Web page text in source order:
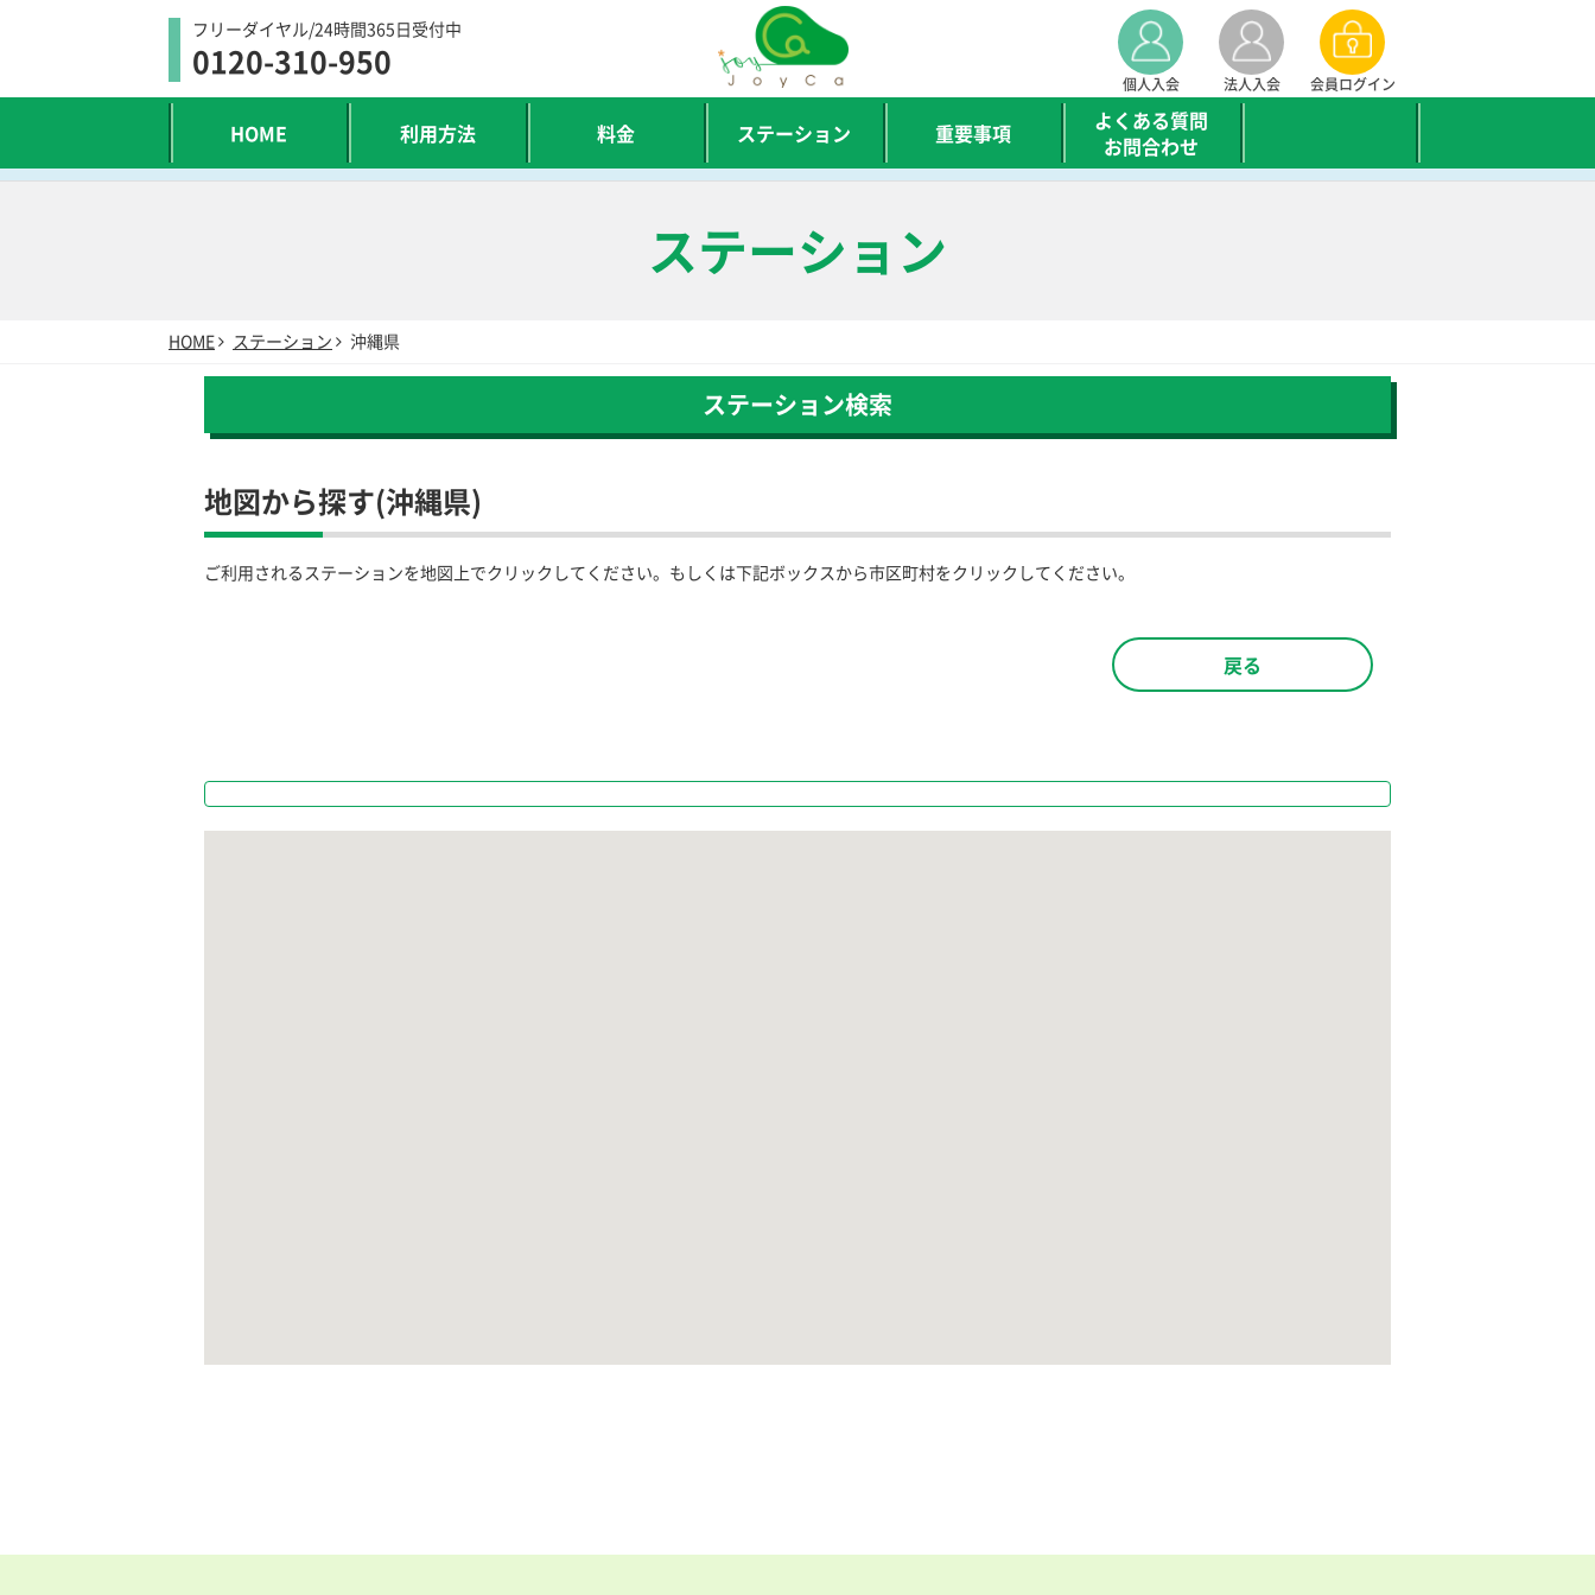
フリーダイヤル/24時間365日受付中
0120-310-950
個人入会 法人入会 会員ログイン
HOME 利用方法 料金 ステーション 重要事項
よくある質問
お問合わせ
ステーション
HOME ステーション 沖縄県
ステーション検索
地図から探す(沖縄県)
ご利用されるステーションを地図上でクリックしてください。もしくは下記ボックスから市区町村をクリックしてください。
戻る